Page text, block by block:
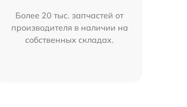
Более 20 тыс. запчастей от
производителя в наличии на
собственных складах.